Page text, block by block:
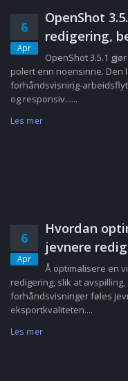
6
Apr
OpenShot
redigering,
OpenShot 3.5.1
polert enn noensinne. Den
forhåndsvisning-
og responsiv......
Les mer
6
Apr
Hvordan
jevnere
Å optimalisere en
redigering, slik at
forhåndsvisninger føles
eksportkvaliteten....
Les mer